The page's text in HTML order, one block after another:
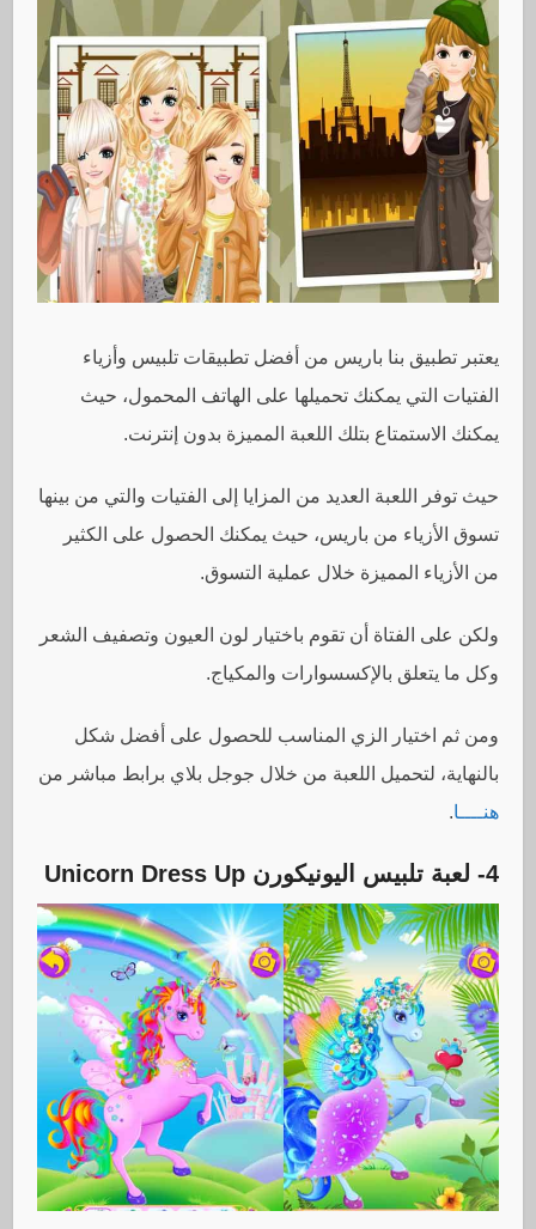
يعتبر تطبيق بنا باريس من أفضل تطبيقات تلبيس وأزياء
الفتيات التي يمكنك تحميلها على الهاتف المحمول، حيث
يمكنك الاستمتاع بتلك اللعبة المميزة بدون إنترنت.
حيث توفر اللعبة العديد من المزايا إلى الفتيات والتي من بينها
تسوق الأزياء من باريس، حيث يمكنك الحصول على الكثير
من الأزياء المميزة خلال عملية التسوق.
ولكن على الفتاة أن تقوم باختيار لون العيون وتصفيف الشعر
وكل ما يتعلق بالإكسسوارات والمكياج.
ومن ثم اختيار الزي المناسب للحصول على أفضل شكل
بالنهاية، لتحميل اللعبة من خلال جوجل بلاي برابط مباشر من
هنــــا.
4- لعبة تلبيس اليونيكورن Unicorn Dress Up